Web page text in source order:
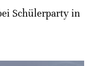
Schülerparty in